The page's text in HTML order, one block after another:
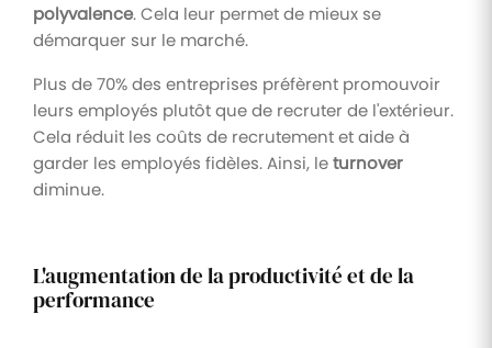
polyvalence. Cela leur permet de mieux se
démarquer sur le marché.
Plus de 70% des entreprises préfèrent promouvoir
leurs employés plutôt que de recruter de l'extérieur.
Cela réduit les coûts de recrutement et aide à
garder les employés fidèles. Ainsi, leturnover
diminue.
L'augmentation de la productivité et de la
performance